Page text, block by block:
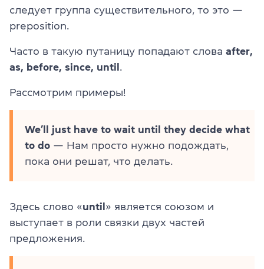
следует группа существительного, то это —
preposition.
Часто в такую путаницу попадают слова after,
as, before, since, until .
Рассмотрим примеры!
We’ll just have to wait until they decide what
to do — Нам просто нужно подождать,
пока они решат, что делать.
Здесь слово «until » является союзом и
выступает в роли связки двух частей
предложения.